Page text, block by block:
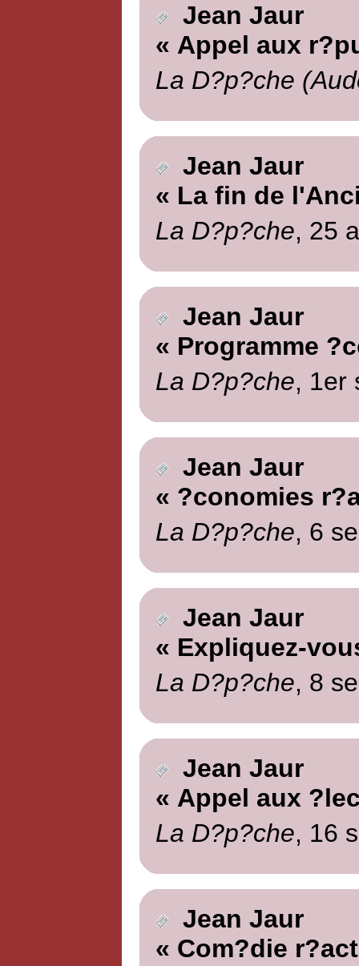
Jean Jaur
« Appel aux
La D?p?che
Jean Jaur
« La fin de
La D?p?che, 25
Jean Jaur
« Programme
La D?p?che, 1er
Jean Jaur
« ?conomies
La D?p?che, 6
Jean Jaur
« Expliquez-
La D?p?che, 8
Jean Jaur
« Appel aux
La D?p?che, 16
Jean Jaur
« Com?die